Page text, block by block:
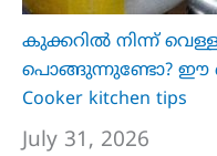
കുക്കറിൽ നിന്ന്
പൊങ്ങുന്നുണ്ടോ? ഈ
Cooker kitchen tips
July 31, 2026